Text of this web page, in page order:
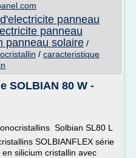
panneau
panneau
panneau solaire /
/ caracteristique
SOLBIAN 80 W -
Solbian SL80 L
SOLBIANFLEX série
silicium cristallin avec